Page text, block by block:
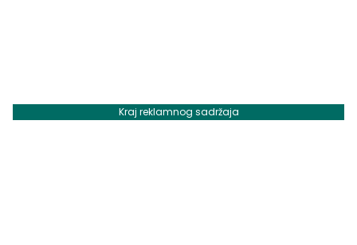
Kraj reklamnog sadržaja